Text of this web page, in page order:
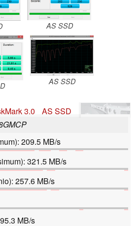
AS SSD
AS SSD
3.0
AS SSD
209.5 MB/s
321.5 MB/s
257.6 MB/s
MB/s